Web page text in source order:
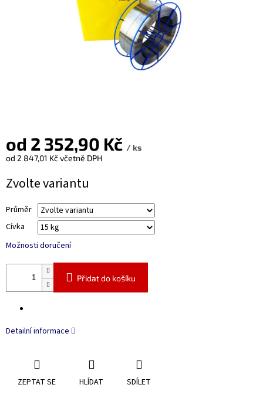
od 2 352,90 Kč / ks
od 2 847,01 Kčvčetně DPH
cena:
Zvolte variantu
Průměr
Cívka
Možnosti doručení
Přidat do košíku
Detailní informace
ZEPTAT SE HLÍDAT SDÍLET